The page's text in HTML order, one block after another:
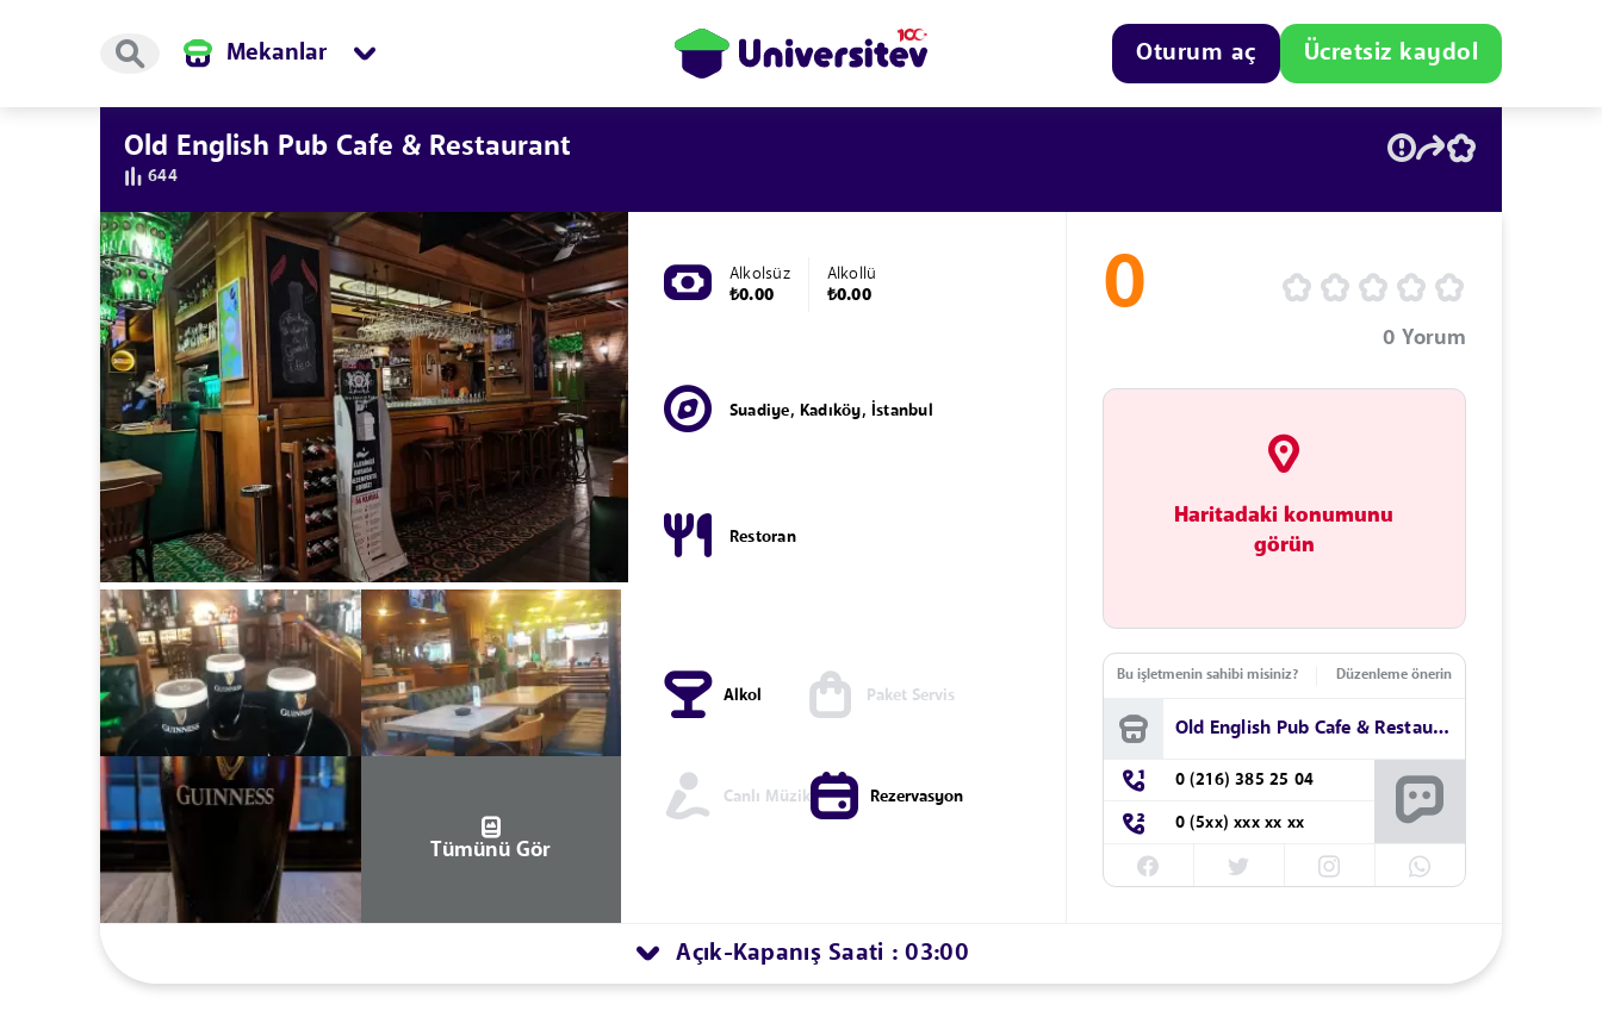
Mekanlar Oturum aç Ücretsiz kaydol
Old English Pub Cafe & Restaurant
644
Tümünü Gör
Alkolsüz
₺0.00
Alkollü
₺0.00
Suadiye, Kadıköy, İstanbul
Restoran
Alkol Paket Servis
Canlı Müzik Rezervasyon
0
0 Yorum
Haritadaki konumunu
görün
Bu işletmenin sahibi misiniz? Düzenleme önerin
Old English Pub Cafe & Restaurant
0 (216) 385 25 04
0 (5xx) xxx xx xx
Açık-Kapanış Saati : 03:00